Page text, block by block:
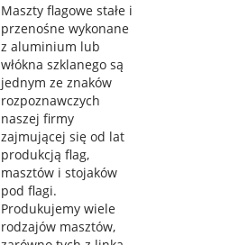
Maszty flagowe stałe i
przenośne wykonane
z aluminium lub
włókna szklanego są
jednym ze znaków
rozpoznawczych
naszej firmy
zajmującej się od lat
produkcją flag,
masztów i stojaków
pod flagi.
Produkujemy wiele
rodzajów masztów,